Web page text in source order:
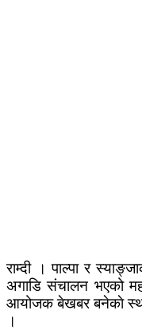
राम्दी । पाल्पा र
अगाडि संचालन भएको
आयोजक बेखबर बनेकाे
।